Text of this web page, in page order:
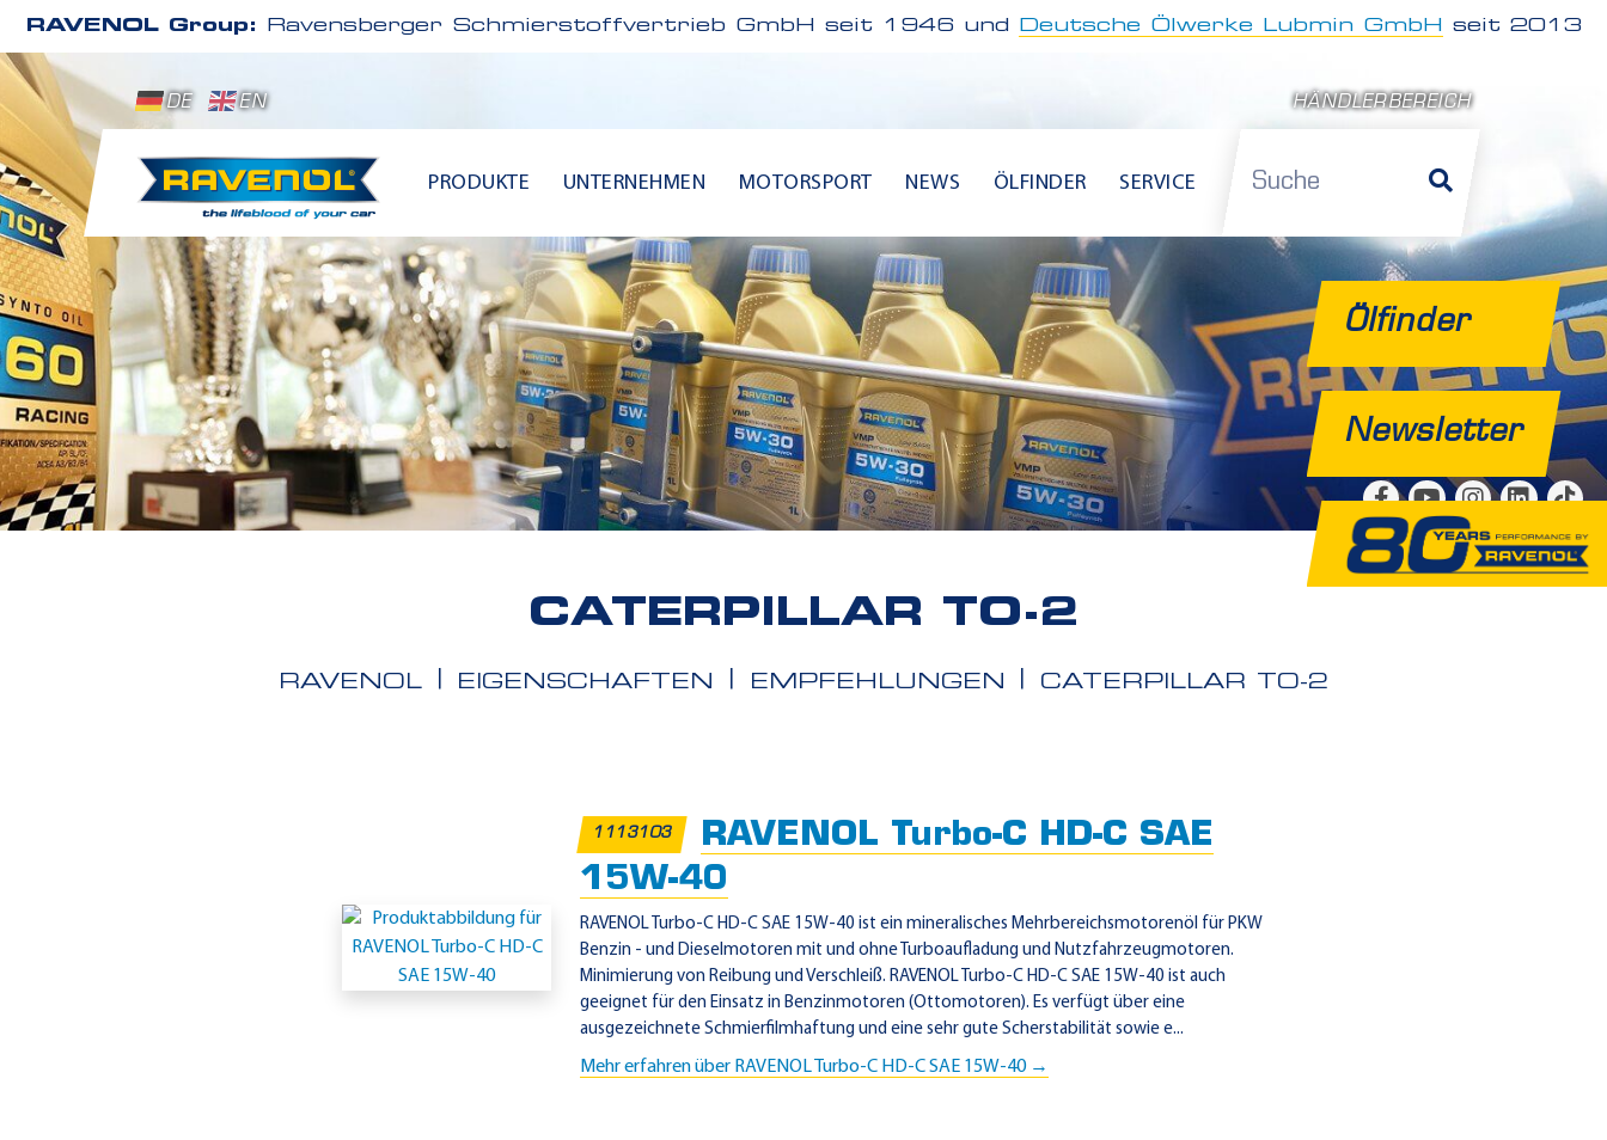
RAVENOL Group: Ravensberger Schmierstoffvertrieb GmbH seit 1946 und Deutsche Ölwerke Lubmin GmbH seit 2013
DE EN HÄNDLERBEREICH
PRODUKTE UNTERNEHMEN MOTORSPORT NEWS ÖLFINDER SERVICE
Ölfinder
Newsletter
CATERPILLAR TO-2
RAVENOL EIGENSCHAFTEN EMPFEHLUNGEN CATERPILLAR TO-2
Einsatzgebiete
Caterpillar
TO-
2
1113103
RAVENOL Turbo-C HD-C SAE
15W-40
RAVENOL Turbo-C HD-C SAE 15W-40 ist ein mineralisches Mehrbereichsmotorenöl für PKW
Benzin - und Dieselmotoren mit und ohne Turboaufladung und Nutzfahrzeugmotoren.
Minimierung von Reibung und Verschleiß. RAVENOL Turbo-C HD-C SAE 15W-40 ist auch
geeignet für den Einsatz in Benzinmotoren (Ottomotoren). Es verfügt über eine
ausgezeichnete Schmierfilmhaftung und eine sehr gute Scherstabilität sowie e...
Mehr erfahren über RAVENOL Turbo-C HD-C SAE 15W-40 →